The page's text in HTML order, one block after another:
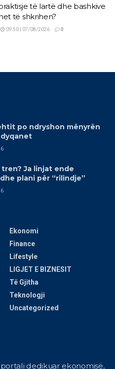
të lartë dhe bashkive
të shkrihen?
09:50 | 07/08/2026 0
po ndryshon mënyrën
Ja linjat ende
plani për “rilindje”
Ekonomi
Finance
Lifestyle
LIGJET E BIZNESIT
Të Gjitha
Teknologji
Uncategorized
dedikuar ekonomisë,